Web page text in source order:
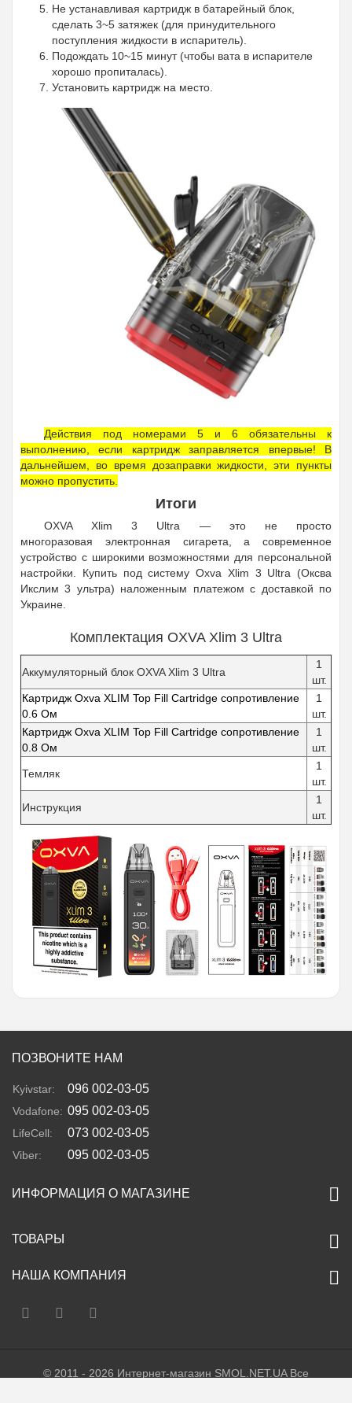
Не устанавливая картридж в батарейный блок,
сделать 3~5 затяжек (для принудительного
поступления жидкости в испаритель).
Подождать 10~15 минут (чтобы вата в испарителе
хорошо пропиталась).
Установить картридж на место.
Действия под номерами 5 и 6 обязательны к
выполнению, если картридж заправляется впервые! В
дальнейшем, во время дозаправки жидкости, эти пункты
можно пропустить.
Итоги
OXVA Xlim 3 Ultra — это не просто
многоразовая электронная сигарета, а современное
устройство с широкими возможностями для персональной
настройки. Купить под систему Oxva Xlim 3 Ultra (Оксва
Икслим 3 ультра) наложенным платежом с доставкой по
Украине.
Комплектация OXVA Xlim 3 Ultra
Аккумуляторный блок OXVA Xlim 3 Ultra
1
шт.
Картридж Oxva XLIM Top Fill Cartridge сопротивление
0.6 Ом
1
шт.
Картридж Oxva XLIM Top Fill Cartridge сопротивление
0.8 Ом
1
шт.
Темляк
1
шт.
Инструкция
1
шт.
ПОЗВОНИТЕ НАМ
Kyivstar: 096 002-03-05
Vodafone: 095 002-03-05
LifeCell: 073 002-03-05
Viber: 095 002-03-05
ИНФОРМАЦИЯ О МАГАЗИНЕ
ТОВАРЫ
НАША КОМПАНИЯ
© 2011 - 2026 Интернет-магазин SMOL.NET.UA Все